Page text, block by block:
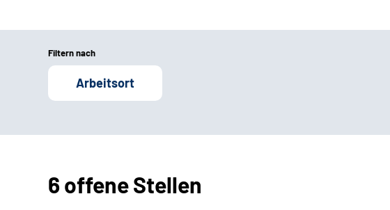
Filtern nach
Arbeitsort
6 offene Stellen